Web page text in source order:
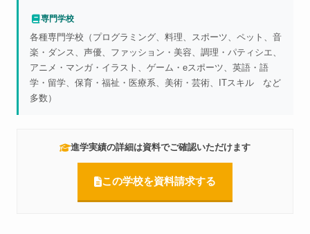
大学、広島市立大学、山口県立大学、北九州市立大学、熊本県
摂南大学、神戸学院大学、追手門学院大学、桃山学院大学、愛
知大学、愛知学院大学、名城大学、中京大学、福岡大学、福岡
工業大学、西南学院大学、昭和女子大学、聖心女子大学、京都
女子大学、安田女子大学、武蔵野美術大学、多摩美術大学、東
京音楽大学、京都芸術大学、大阪芸術大学、国際医療福祉大
学、順天堂大学、昭和大学、自治医科大学、日本大学医学部
学医学系
専門学校
各種専門学校（プログラミング、料理、スポーツ、ペット、音
楽・ダンス、声優、ファッション・美容、調理・パティシエ、
アニメ・マンガ・イラスト、ゲーム・eスポーツ、英語・語
学・留学、保育・福祉・医療系、美術・芸術、ITスキル など
多数）
進学実績の詳細は資料でご確認いただけます
この学校を資料請求する